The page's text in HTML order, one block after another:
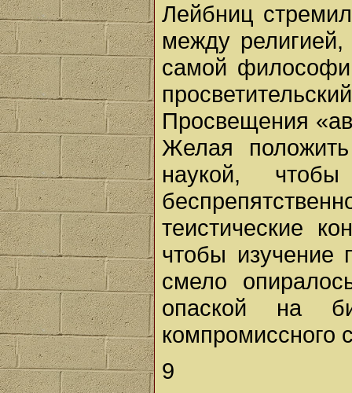
Лейбниц
между
самой
Просвещения
Желая
наукой,
теистические
чтобы изучение
смело
опаской на
компромиссного
9